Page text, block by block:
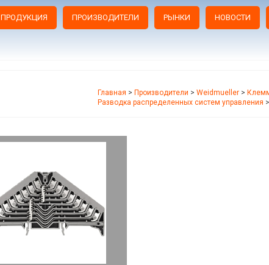
ПРОДУКЦИЯ ПРОИЗВОДИТЕЛИ РЫНКИ НОВОСТИ
Главная > Производители > Weidmueller >
Разводка распределенных систем управления >